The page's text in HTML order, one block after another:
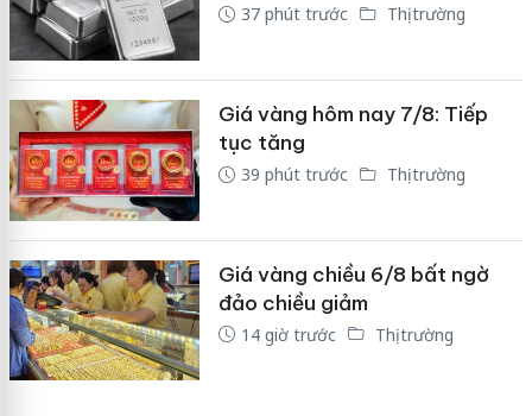
37 phút trước Thị trường
Giá vàng hôm nay 7/8: Tiếp
tục tăng
39 phút trước Thị trường
Giá vàng chiều 6/8 bất ngờ
đảo chiều giảm
14 giờ trước Thị trường